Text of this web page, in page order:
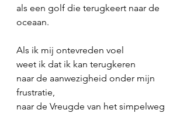
als een golf die terugkeert naar de
oceaan.
Als ik mij ontevreden voel
weet ik dat ik kan terugkeren
naar de aanwezigheid onder mijn
frustratie,
naar de Vreugde van het simpelweg